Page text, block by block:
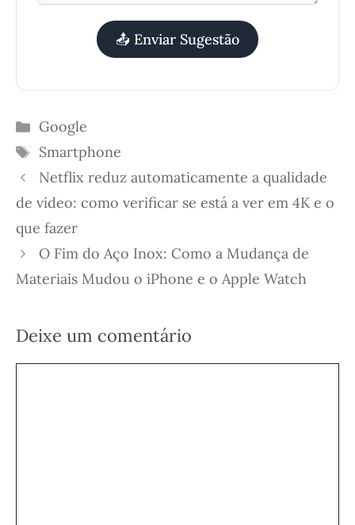
📤 Enviar Sugestão
Categorias
Google
Etiquetas
Smartphone
Netflix reduz automaticamente a qualidade
de vídeo: como verificar se está a ver em 4K e o
que fazer
O Fim do Aço Inox: Como a Mudança de
Materiais Mudou o iPhone e o Apple Watch
Deixe um comentário